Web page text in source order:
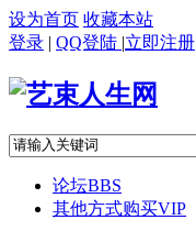
设为首页 收藏本站
登录 | QQ登陆 |立即注册
论坛BBS
其他方式购买VIP